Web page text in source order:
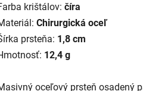
krištálov: číra
Chirurgická oceľ
prsteňa: 1,8 cm
12,4 g
oceľový prsteň osadený